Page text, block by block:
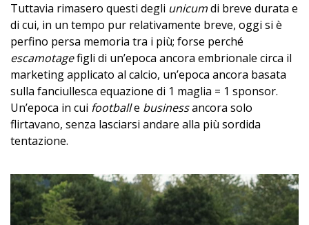
Tuttavia rimasero questi degli unicumdi breve durata e
di cui, in un tempo pur relativamente breve, oggi si è
perfino persa memoria tra i più; forse perché
escamotagefigli di un’epoca ancora embrionale circa il
marketing applicato al calcio, un’epoca ancora basata
sulla fanciullesca equazione di 1 maglia = 1 sponsor.
Un’epoca in cui footballe businessancora solo
flirtavano, senza lasciarsi andare alla più sordida
tentazione.